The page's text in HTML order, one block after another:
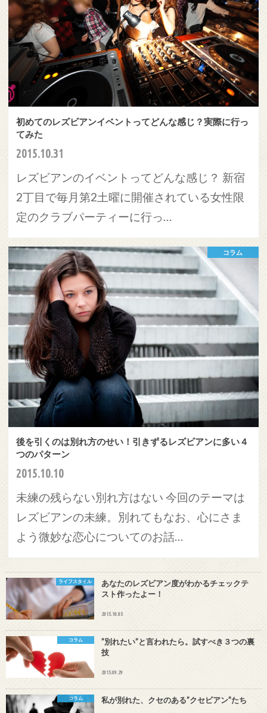
初めてのレズビアンイベントってどんな感じ？実際に行っ
てみた
2015.10.31
レズビアンのイベントってどんな感じ？ 新宿
2丁目で毎月第2土曜に開催されている女性限
定のクラブパーティーに行っ…
コラム
後を引くのは別れ方のせい！引きずるレズビアンに多い４
つのパターン
2015.10.10
未練の残らない別れ方はない 今回のテーマは
レズビアンの未練。別れてもなお、心にさま
よう微妙な恋心についてのお話…
ライフスタイル
あなたのレズビアン度がわかるチェックテ
スト作ったよー！
2015.10.05
コラム
”別れたい”と言われたら。試すべき３つの裏
技
2015.09.29
コラム 私が別れた、クセのある”クセビアン”たち